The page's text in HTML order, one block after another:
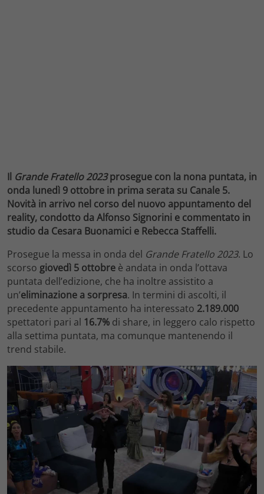
Il Grande Fratello 2023prosegue con la nona puntata, in
onda lunedì 9 ottobre in prima serata su Canale 5.
Novità in arrivo nel corso del nuovo appuntamento del
reality, condotto da Alfonso Signorini e commentato in
studio da Cesara Buonamici e Rebecca Staffelli.
Prosegue la messa in onda del Grande Fratello 2023. Lo
scorso giovedì 5 ottobre è andata in onda l’ottava
puntata dell’edizione, che ha inoltre assistito a
un’eliminazione a sorpresa. In termini di ascolti, il
precedente appuntamento ha interessato 2.189.000
spettatori pari al 16.7% di share, in leggero calo rispetto
alla settima puntata, ma comunque mantenendo il
trend stabile.